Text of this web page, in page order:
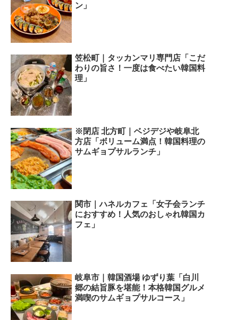
ン」
笠松町｜タッカンマリ専門店「こだ
わりの旨さ！一度は食べたい韓国料
理」
※閉店 北方町｜ベジデジや岐阜北
方店「ボリューム満点！韓国料理の
サムギョプサルランチ」
関市｜ハネルカフェ「女子会ランチ
におすすめ！人気のおしゃれ韓国カ
フェ」
岐阜市｜韓国酒場 ゆずり葉「白川
郷の結旨豚を堪能！本格韓国グルメ
満喫のサムギョプサルコース」